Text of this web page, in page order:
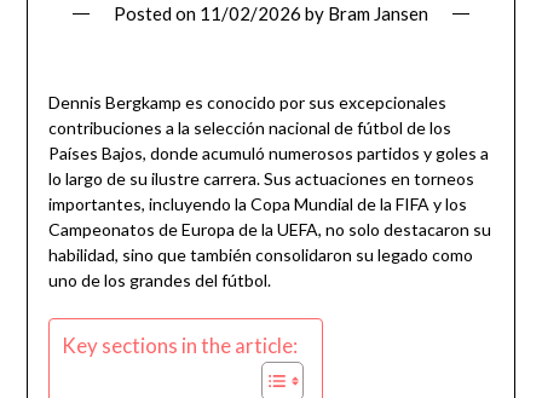
Posted on 11/02/2026 by Bram Jansen
Dennis Bergkamp es conocido por sus excepcionales
contribuciones a la selección nacional de fútbol de los
Países Bajos, donde acumuló numerosos partidos y goles a
lo largo de su ilustre carrera. Sus actuaciones en torneos
importantes, incluyendo la Copa Mundial de la FIFA y los
Campeonatos de Europa de la UEFA, no solo destacaron su
habilidad, sino que también consolidaron su legado como
uno de los grandes del fútbol.
Key sections in the article: